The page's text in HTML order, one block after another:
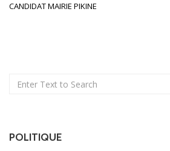
CANDIDAT MAIRIE PIKINE
POLITIQUE